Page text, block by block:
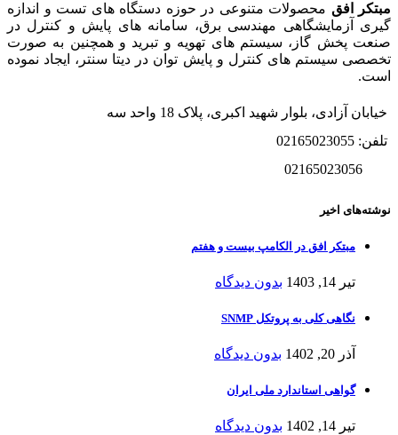
مبتکر افق محصولات متنوعی در حوزه دستگاه های تست و اندازه
گیری آزمایشگاهی مهندسی برق، سامانه های پایش و کنترل در
صنعت پخش گاز، سیستم های تهویه و تبرید و همچنین به صورت
تخصصی سیستم های کنترل و پایش توان در دیتا سنتر، ایجاد نموده
است.
خیابان آزادی، بلوار شهید اکبری، پلاک 18 واحد سه
تلفن: 02165023055
نوشته‌های اخیر
مبتکر افق در الکامپ بیست و هفتم
تیر 14, 1403 بدون دیدگاه
نگاهی کلی به پروتکل SNMP
آذر 20, 1402 بدون دیدگاه
گواهی استاندارد ملی ایران
تیر 14, 1402 بدون دیدگاه